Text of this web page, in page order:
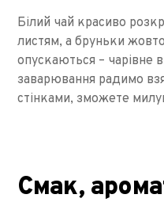
Білий чай красиво
листям, а бруньки
опускаються – чарівне
заварювання радимо
стінками, зможете
Смак,